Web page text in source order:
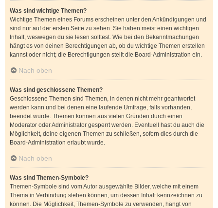
Was sind wichtige Themen?
Wichtige Themen eines Forums erscheinen unter den Ankündigungen und
sind nur auf der ersten Seite zu sehen. Sie haben meist einen wichtigen
Inhalt, weswegen du sie lesen solltest. Wie bei den Bekanntmachungen
hängt es von deinen Berechtigungen ab, ob du wichtige Themen erstellen
kannst oder nicht; die Berechtigungen stellt die Board-Administration ein.
Nach oben
Was sind geschlossene Themen?
Geschlossene Themen sind Themen, in denen nicht mehr geantwortet
werden kann und bei denen eine laufende Umfrage, falls vorhanden,
beendet wurde. Themen können aus vielen Gründen durch einen
Moderator oder Administrator gesperrt werden. Eventuell hast du auch die
Möglichkeit, deine eigenen Themen zu schließen, sofern dies durch die
Board-Administration erlaubt wurde.
Nach oben
Was sind Themen-Symbole?
Themen-Symbole sind vom Autor ausgewählte Bilder, welche mit einem
Thema in Verbindung stehen können, um dessen Inhalt kennzeichnen zu
können. Die Möglichkeit, Themen-Symbole zu verwenden, hängt von